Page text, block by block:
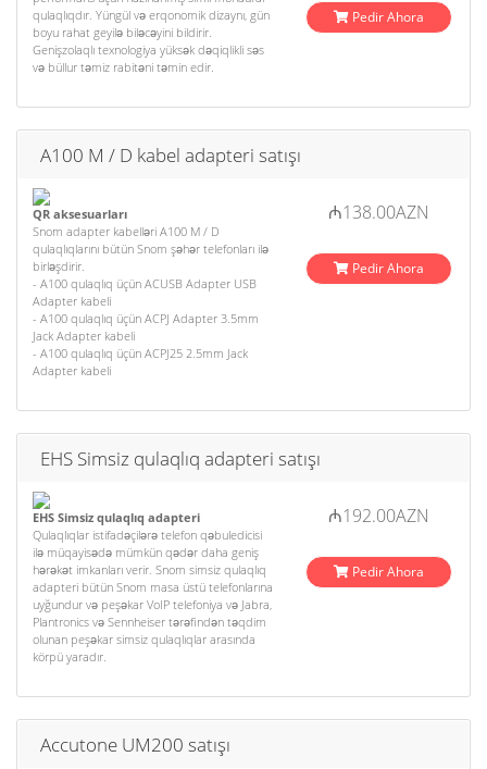
qulaqlıqdır. Yüngül və erqonomik dizaynı, gün
boyu rahat geyilə biləcəyini bildirir.
Genişzolaqlı texnologiya yüksək dəqiqlikli səs
və büllur təmiz rabitəni təmin edir.
Pedir Ahora
A100 M / D kabel adapteri satışı
QR aksesuarları
Snom adapter kabelləri A100 M / D
qulaqlıqlarını bütün Snom şəhər telefonları ilə
birləşdirir.
- A100 qulaqlıq üçün ACUSB Adapter USB
Adapter kabeli
- A100 qulaqlıq üçün ACPJ Adapter 3.5mm
Jack Adapter kabeli
- A100 qulaqlıq üçün ACPJ25 2.5mm Jack
Adapter kabeli
₼138.00AZN
Pedir Ahora
EHS Simsiz qulaqlıq adapteri satışı
EHS Simsiz qulaqlıq adapteri
Qulaqlıqlar istifadəçilərə telefon qəbuledicisi
ilə müqayisədə mümkün qədər daha geniş
hərəkət imkanları verir. Snom simsiz qulaqlıq
adapteri bütün Snom masa üstü telefonlarına
uyğundur və peşəkar VoIP telefoniya və Jabra,
Plantronics və Sennheiser tərəfindən təqdim
olunan peşəkar simsiz qulaqlıqlar arasında
körpü yaradır.
₼192.00AZN
Pedir Ahora
Accutone UM200 satışı